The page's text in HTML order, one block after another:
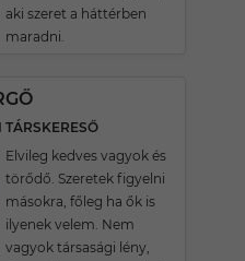
aki szeret a háttérben
maradni.
TÁRSKERESŐ
Elvileg kedves vagyok és
törődő. Szeretek figyelni
másokra, főleg ha ők is
ilyenek velem. Nem
vagyok társasági lény,